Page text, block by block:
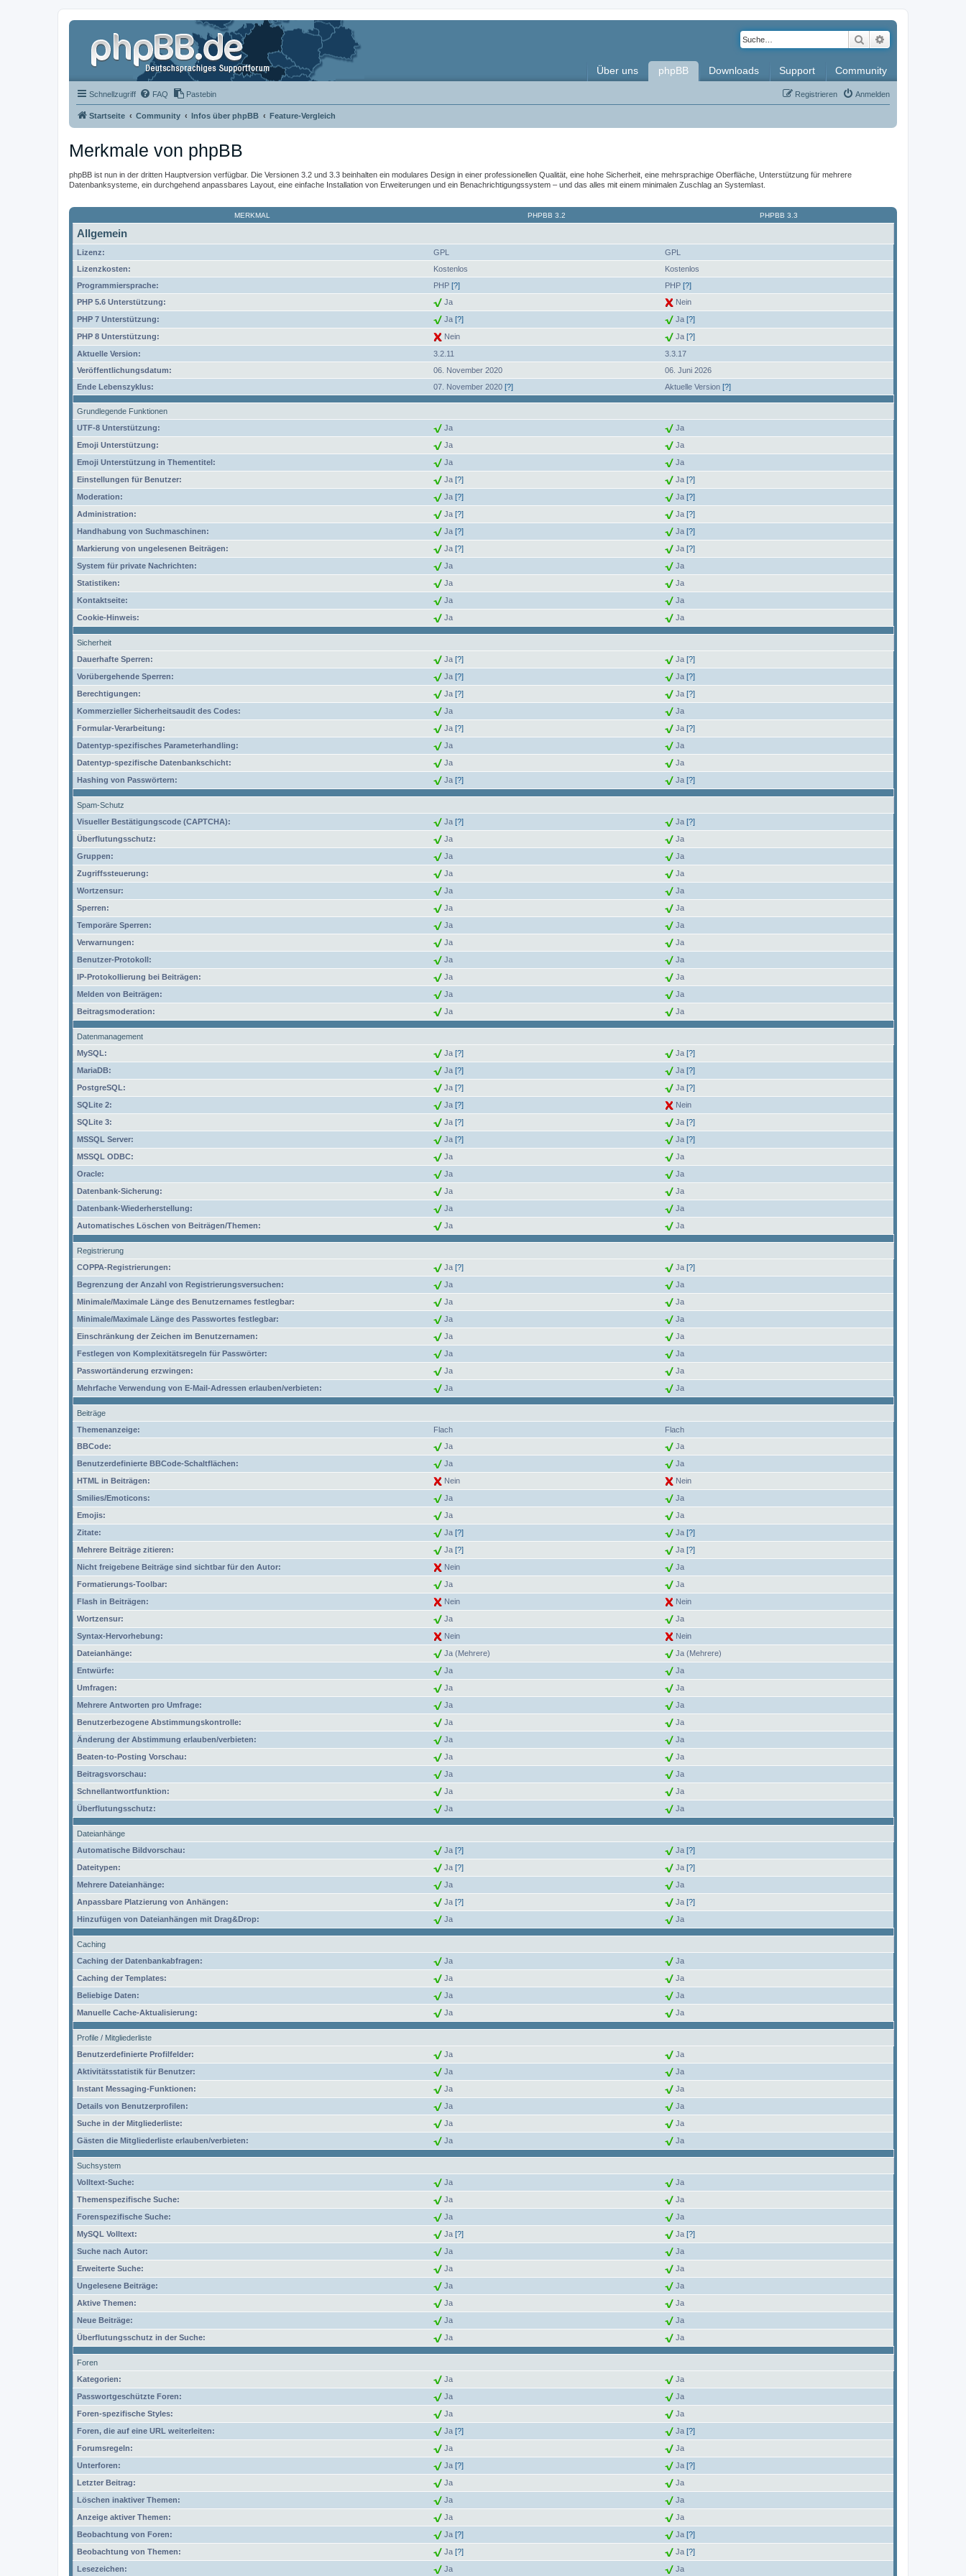
Suche
Über uns phpBB Downloads Support Community
Schnellzugriff FAQ Pastebin Anmelden
Registrieren
Startseite Community Infos über phpBB Feature-Vergleich
Merkmale von phpBB
phpBB ist nun in der dritten Hauptversion verfügbar. Die Versionen 3.2 und 3.3 beinhalten ein modulares Design in einer professionellen Qualität, eine hohe Sicherheit, eine mehrsprachige Oberfläche, Unterstützung für mehrere
Datenbanksysteme, ein durchgehend anpassbares Layout, eine einfache Installation von Erweiterungen und ein Benachrichtigungssystem – und das alles mit einem minimalen Zuschlag an Systemlast.
MERKMAL PHPBB 3.2 PHPBB 3.3
Allgemein
Lizenz: GPL
GPL
Lizenzkosten:
Kostenlos
Kostenlos
Programmiersprache:
PHP [?] PHP [?]
PHP 5.6 Unterstützung:
Ja
Nein
PHP 7 Unterstützung:
Ja [?] Ja [?]
PHP 8 Unterstützung:
Nein Ja [?]
Aktuelle Version:
3.2.11
3.3.17
Veröffentlichungsdatum:
06. November 2020
06. Juni 2026
Ende Lebenszyklus:
07. November 2020 [?] Aktuelle Version [?]
Grundlegende Funktionen
UTF-8 Unterstützung:
Ja
Ja
Emoji Unterstützung:
Ja
Ja
Emoji Unterstützung in Thementitel:
Ja
Ja
Einstellungen für Benutzer:
Ja [?] Ja [?]
Moderation:
Ja [?] Ja [?]
Administration:
Ja [?] Ja [?]
Handhabung von Suchmaschinen:
Ja [?] Ja [?]
Markierung von ungelesenen Beiträgen:
Ja [?] Ja [?]
System für private Nachrichten:
Ja
Ja
Statistiken:
Ja
Ja
Kontaktseite:
Ja
Ja
Cookie-Hinweis:
Ja Ja
Sicherheit
Dauerhafte Sperren:
Ja [?] Ja [?]
Vorübergehende Sperren:
Ja [?] Ja [?]
Berechtigungen:
Ja [?] Ja [?]
Kommerzieller Sicherheitsaudit des Codes:
Ja
Ja
Formular-Verarbeitung:
Ja [?] Ja [?]
Datentyp-spezifisches Parameterhandling:
Ja
Ja
Datentyp-spezifische Datenbankschicht:
Ja
Ja
Hashing von Passwörtern:
Ja [?] Ja [?]
Spam-Schutz
Visueller Bestätigungscode (CAPTCHA):
Ja [?] Ja [?]
Überflutungsschutz:
Ja
Ja
Gruppen:
Ja
Ja
Zugriffssteuerung:
Ja
Ja
Wortzensur:
Ja
Ja
Sperren:
Ja
Ja
Temporäre Sperren:
Ja
Ja
Verwarnungen:
Ja
Ja
Benutzer-Protokoll:
Ja
Ja
IP-Protokollierung bei Beiträgen:
Ja
Ja
Melden von Beiträgen:
Ja
Ja
Beitragsmoderation:
Ja Ja
Datenmanagement
MySQL:
Ja [?] Ja [?]
MariaDB:
Ja [?] Ja [?]
PostgreSQL:
Ja [?] Ja [?]
SQLite 2:
Ja [?]
Nein
SQLite 3:
Ja [?] Ja [?]
MSSQL Server:
Ja [?] Ja [?]
MSSQL ODBC:
Ja
Ja
Oracle:
Ja
Ja
Datenbank-Sicherung:
Ja
Ja
Datenbank-Wiederherstellung:
Ja
Ja
Automatisches Löschen von Beiträgen/Themen:
Ja Ja
Registrierung
COPPA-Registrierungen:
Ja [?] Ja [?]
Begrenzung der Anzahl von Registrierungsversuchen:
Ja
Ja
Minimale/Maximale Länge des Benutzernames festlegbar:
Ja
Ja
Minimale/Maximale Länge des Passwortes festlegbar:
Ja
Ja
Einschränkung der Zeichen im Benutzernamen:
Ja
Ja
Festlegen von Komplexitätsregeln für Passwörter:
Ja
Ja
Passwortänderung erzwingen:
Ja
Ja
Mehrfache Verwendung von E-Mail-Adressen erlauben/verbieten:
Ja Ja
Beiträge
Themenanzeige:
Flach
Flach
BBCode:
Ja
Ja
Benutzerdefinierte BBCode-Schaltflächen:
Ja
Ja
HTML in Beiträgen:
Nein
Nein
Smilies/Emoticons:
Ja
Ja
Emojis:
Ja
Ja
Zitate:
Ja [?] Ja [?]
Mehrere Beiträge zitieren:
Ja [?] Ja [?]
Nicht freigebene Beiträge sind sichtbar für den Autor:
Nein
Ja
Formatierungs-Toolbar:
Ja
Ja
Flash in Beiträgen:
Nein
Nein
Wortzensur:
Ja
Ja
Syntax-Hervorhebung:
Nein
Nein
Dateianhänge:
Ja (Mehrere)
Ja (Mehrere)
Entwürfe:
Ja
Ja
Umfragen:
Ja
Ja
Mehrere Antworten pro Umfrage:
Ja
Ja
Benutzerbezogene Abstimmungskontrolle:
Ja
Ja
Änderung der Abstimmung erlauben/verbieten:
Ja
Ja
Beaten-to-Posting Vorschau:
Ja
Ja
Beitragsvorschau:
Ja
Ja
Schnellantwortfunktion:
Ja
Ja
Überflutungsschutz:
Ja Ja
Dateianhänge
Automatische Bildvorschau:
Ja [?] Ja [?]
Dateitypen:
Ja [?] Ja [?]
Mehrere Dateianhänge:
Ja
Ja
Anpassbare Platzierung von Anhängen:
Ja [?] Ja [?]
Hinzufügen von Dateianhängen mit Drag&Drop:
Ja Ja
Caching
Caching der Datenbankabfragen:
Ja
Ja
Caching der Templates:
Ja
Ja
Beliebige Daten:
Ja
Ja
Manuelle Cache-Aktualisierung:
Ja Ja
Profile / Mitgliederliste
Benutzerdefinierte Profilfelder:
Ja
Ja
Aktivitätsstatistik für Benutzer:
Ja
Ja
Instant Messaging-Funktionen:
Ja
Ja
Details von Benutzerprofilen:
Ja
Ja
Suche in der Mitgliederliste:
Ja
Ja
Gästen die Mitgliederliste erlauben/verbieten:
Ja Ja
Suchsystem
Volltext-Suche:
Ja
Ja
Themenspezifische Suche:
Ja
Ja
Forenspezifische Suche:
Ja
Ja
MySQL Volltext:
Ja [?] Ja [?]
Suche nach Autor:
Ja
Ja
Erweiterte Suche:
Ja
Ja
Ungelesene Beiträge:
Ja
Ja
Aktive Themen:
Ja
Ja
Neue Beiträge:
Ja
Ja
Überflutungsschutz in der Suche:
Ja Ja
Foren
Kategorien:
Ja
Ja
Passwortgeschützte Foren:
Ja
Ja
Foren-spezifische Styles:
Ja
Ja
Foren, die auf eine URL weiterleiten:
Ja [?] Ja [?]
Forumsregeln:
Ja
Ja
Unterforen:
Ja [?] Ja [?]
Letzter Beitrag:
Ja
Ja
Löschen inaktiver Themen:
Ja
Ja
Anzeige aktiver Themen:
Ja
Ja
Beobachtung von Foren:
Ja [?] Ja [?]
Beobachtung von Themen:
Ja [?] Ja [?]
Lesezeichen:
Ja Ja